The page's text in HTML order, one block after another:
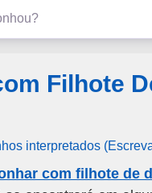
Filhote
interpretados
com filhote de